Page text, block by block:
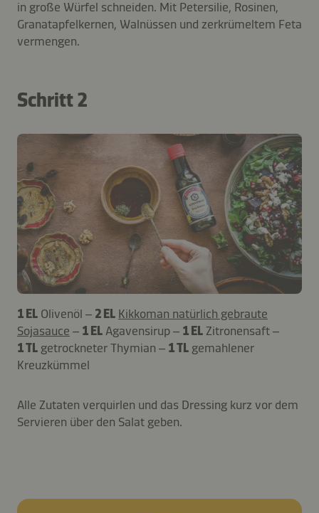
in große Würfel schneiden. Mit Petersilie, Rosinen,
Granatapfelkernen, Walnüssen und zerkrümeltem Feta
vermengen.
Schritt 2
1 EL Olivenöl – 2 EL Kikkoman natürlich gebraute
Sojasauce – 1 EL Agavensirup – 1 EL Zitronensaft –
1 TL getrockneter Thymian – 1 TL gemahlener
Kreuzkümmel
Alle Zutaten verquirlen und das Dressing kurz vor dem
Servieren über den Salat geben.